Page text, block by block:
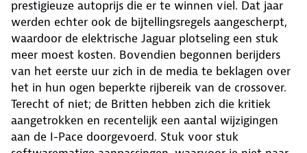
prestigieuze autoprijs die er te winnen viel. Dat jaar
werden echter ook de bijtellingsregels aangescherpt,
waardoor de elektrische Jaguar plotseling een stuk
meer moest kosten. Bovendien begonnen berijders
van het eerste uur zich in de media te beklagen over
het in hun ogen beperkte rijbereik van de crossover.
Terecht of niet; de Britten hebben zich die kritiek
aangetrokken en recentelijk een aantal wijzigingen
aan de I-Pace doorgevoerd. Stuk voor stuk